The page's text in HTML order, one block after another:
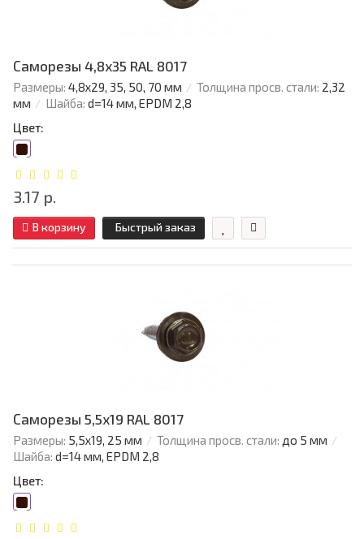
Саморезы 4,8х35 RAL 8017
Размеры: 4,8х29, 35, 50, 70 мм Толщина просв. стали: 2,32
мм
Шайба: d=14 мм, EPDM 2,8
Цвет:
3.17 р.
В корзину Быстрый заказ
Саморезы 5,5х19 RAL 8017
Размеры: 5,5х19, 25 мм Толщина просв. стали: до 5 мм
Шайба: d=14 мм, EPDM 2,8
Цвет: